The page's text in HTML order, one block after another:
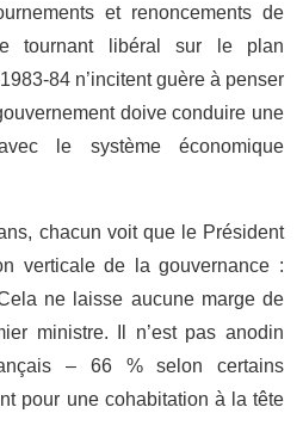
et renoncements de
tournant libéral sur le plan
84 n’incitent guère à penser
doive conduire une
le système économique
chacun voit que le Président
verticale de la gouvernance :
ne laisse aucune marge de
ministre. Il n’est pas anodin
– 66 % selon certains
pour une cohabitation à la tête